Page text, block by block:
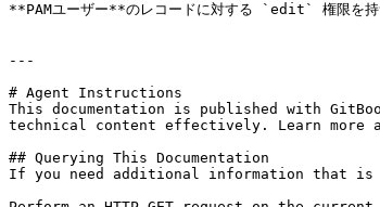
**PAMユーザー**のレコードに対する `edit` 権限を持つ
---
# Agent Instructions
This documentation is published with
technical content effectively. Learn more
## Querying This Documentation
If you need additional information that is